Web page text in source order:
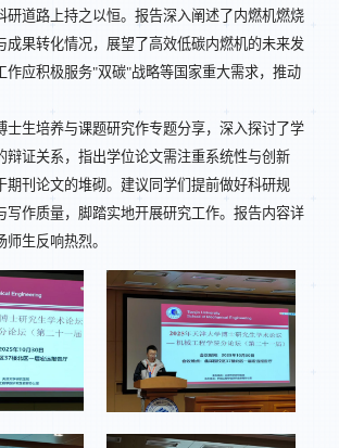
研道路上持之以恒。报告深入阐述了内燃机燃烧
成果转化情况，展望了高效低碳内燃机的未来发
作应积极服务"双碳"战略等国家重大需求，推动
士生培养与课题研究作专题分享，深入探讨了学
辩证关系，指出学位论文需注重系统性与创新
期刊论文的堆砌。建议同学们提前做好科研规
写作质量，脚踏实地开展研究工作。报告内容详
生反响热烈。